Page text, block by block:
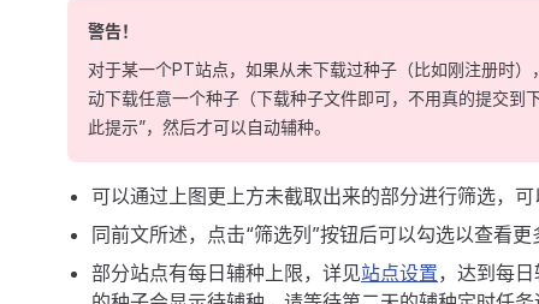
警告！
对于某一个PT站点，如果从未下载过种子（比如刚注册时
动下载任意一个种子（下载种子文件即可，不用真的提交到
此提示”，然后才可以自动辅种。
可以通过上图更上方未截取出来的部分进行筛选，可
同前文所述，点击“筛选列”按钮后可以勾选以查看更
部分站点有每日辅种上限，详见站点设置，达到每